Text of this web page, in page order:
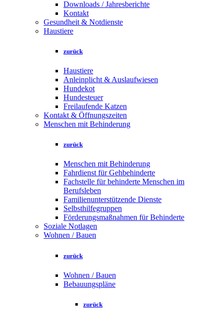
Downloads / Jahresberichte
Kontakt
Gesundheit & Notdienste
Haustiere
zurück
Haustiere
Anleinplicht & Auslaufwiesen
Hundekot
Hundesteuer
Freilaufende Katzen
Kontakt & Öffnungszeiten
Menschen mit Behinderung
zurück
Menschen mit Behinderung
Fahrdienst für Gehbehinderte
Fachstelle für behinderte Menschen im
Berufsleben
Familienunterstützende Dienste
Selbsthilfegruppen
Förderungsmaßnahmen für Behinderte
Soziale Notlagen
Wohnen / Bauen
zurück
Wohnen / Bauen
Bebauungspläne
zurück